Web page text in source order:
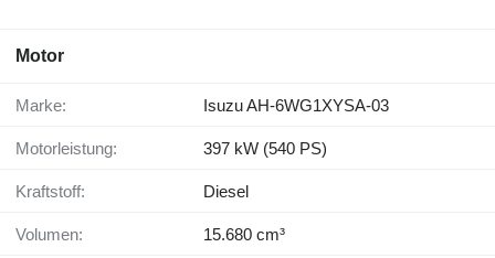
Motor
Marke: Isuzu AH-6WG1XYSA-03
Motorleistung: 397 kW (540 PS)
Kraftstoff: Diesel
Volumen: 15.680 cm³